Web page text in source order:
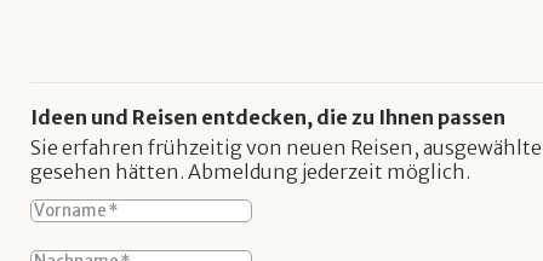
Ideen und Reisen entdecken, die zu Ihnen passen
Sie erfahren frühzeitig von neuen Reisen,
gesehen hätten. Abmeldung jederzeit möglich.